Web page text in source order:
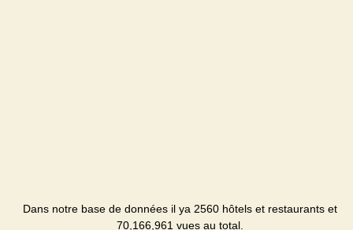
Dans notre base de données il ya 2560 hôtels et restaurants et
70,166,961 vues au total.